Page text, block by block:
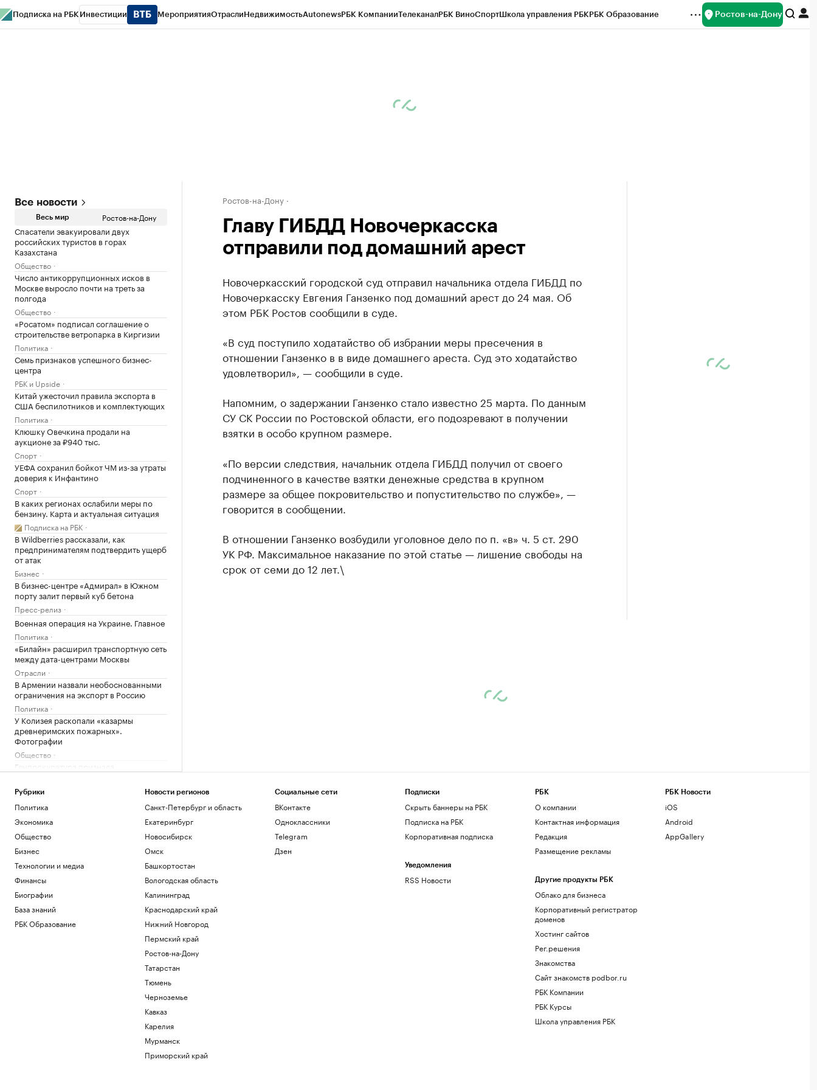
Подписка на РБК Инвестиции МероприятияОтраслиНедвижимостьAutonewsРБК КомпанииТелеканалРБК ВиноСпортШкола управления РБКРБК Образование Ростов-на-Дону
Все новости
Весь мир Ростов-на-Дону
Спасатели эвакуировали двух
российских туристов в горах
Казахстана
Общество
Число антикоррупционных исков в
Москве выросло почти на треть за
полгода
Общество
«Росатом» подписал соглашение о
строительстве ветропарка в Киргизии
Политика
Семь признаков успешного бизнес-
центра
РБК и Upside
Китай ужесточил правила экспорта в
США беспилотников и комплектующих
Политика
Клюшку Овечкина продали на
аукционе за ₽940 тыс.
Спорт
УЕФА сохранил бойкот ЧМ из-за утраты
доверия к Инфантино
Спорт
В каких регионах ослабили меры по
бензину. Карта и актуальная ситуация
Подписка на РБК
В Wildberries рассказали, как
предпринимателям подтвердить ущерб
от атак
Бизнес
В бизнес-центре «Адмирал» в Южном
порту залит первый куб бетона
Пресс-релиз
Военная операция на Украине. Главное
Политика
«Билайн» расширил транспортную сеть
между дата-центрами Москвы
Отрасли
В Армении назвали необоснованными
ограничения на экспорт в Россию
Политика
У Колизея раскопали «казармы
древнеримских пожарных».
Фотографии
Общество
Генпрокуратура признала
Foundation
Великобритания ввела санкции в
отношении ростовского банка «Центр-
инвест»
Ростов-на-Дону
полетов
Политика
Влюби в себя инвестора: истории
компаний, разместивших облигации
РБК и МСП Банк
Путин подписал указ о создании
После ввода правил MiCA для крипты в
ЕС мошенники придумали новую схему
Ростов-на-Дону
Главу ГИБДД Новочеркасска
отправили под домашний арест
Новочеркасский городской суд отправил начальника отдела ГИБДД по
Новочеркасску Евгения Ганзенко под домашний арест до 24 мая. Об
этом РБК Ростов сообщили в суде.
«В суд поступило ходатайство об избрании меры пресечения в
отношении Ганзенко в в виде домашнего ареста. Суд это ходатайство
удовлетворил», — сообщили в суде.
Напомним, о задержании Ганзенко стало известно 25 марта. По данным
СУ СК России по Ростовской области, его подозревают в получении
взятки в особо крупном размере.
«По версии следствия, начальник отдела ГИБДД получил от своего
подчиненного в качестве взятки денежные средства в крупном
размере за общее покровительство и попустительство по службе», —
говорится в сообщении.
В отношении Ганзенко возбудили уголовное дело по п. «в» ч. 5 ст. 290
УК РФ. Максимальное наказание по этой статье — лишение свободы на
срок от семи до 12 лет.\
Рубрики
Политика
Экономика
Общество
Бизнес
Технологии и медиа
Финансы
Биографии
База знаний
РБК Образование
Новости регионов
Санкт-Петербург и область
Екатеринбург
Новосибирск
Омск
Башкортостан
Вологодская область
Калининград
Краснодарский край
Нижний Новгород
Пермский край
Ростов-на-Дону
Татарстан
Тюмень
Черноземье
Кавказ
Карелия
Мурманск
Приморский край
Социальные сети
ВКонтакте
Одноклассники
Telegram
Дзен
Подписки
Скрыть баннеры на РБК
Подписка на РБК
Корпоративная подписка
Уведомления
RSS Новости
РБК
О компании
Контактная информация
Редакция
Размещение рекламы
Другие продукты РБК
Облако для бизнеса
Корпоративный регистратор
доменов
Хостинг сайтов
Рег.решения
Знакомства
Сайт знакомств podbor.ru
РБК Компании
РБК Курсы
Школа управления РБК
РБК Новости
iOS
Android
AppGallery